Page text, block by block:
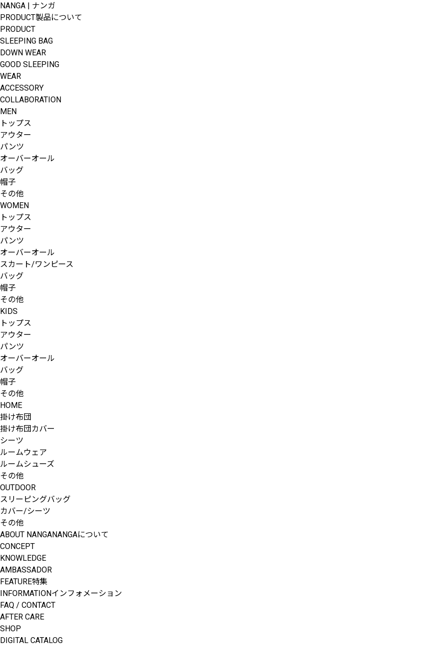
NANGA | ナンガ
PRODUCT製品について
PRODUCT
SLEEPING BAG
DOWN WEAR
GOOD SLEEPING
WEAR
ACCESSORY
COLLABORATION
MEN
トップス
アウター
パンツ
オーバーオール
バッグ
帽子
その他
WOMEN
トップス
アウター
パンツ
オーバーオール
スカート/ワンピース
バッグ
帽子
その他
KIDS
トップス
アウター
パンツ
オーバーオール
バッグ
帽子
その他
HOME
掛け布団
掛け布団カバー
シーツ
ルームウェア
ルームシューズ
その他
OUTDOOR
スリーピングバッグ
カバー/シーツ
その他
ABOUT NANGANANGAについて
CONCEPT
KNOWLEDGE
AMBASSADOR
FEATURE特集
INFORMATIONインフォメーション
FAQ / CONTACT
AFTER CARE
SHOP
DIGITAL CATALOG